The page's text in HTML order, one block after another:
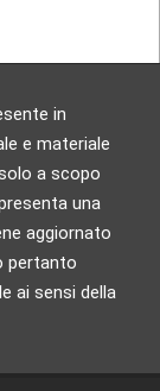
in
e materiale
a scopo
una
aggiornato
pertanto
ai sensi della